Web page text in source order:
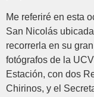
Me referiré en esta
San Nicolás
recorrerla en su
fotógrafos de la
Estación, con dos
Chirinos, y el